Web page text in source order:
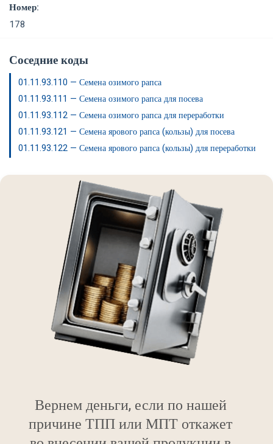
Номер:
178
Соседние коды
01.11.93.110 — Семена озимого рапса
01.11.93.111 — Семена озимого рапса для посева
01.11.93.112 — Семена озимого рапса для переработки
01.11.93.121 — Семена ярового рапса (кользы) для посева
01.11.93.122 — Семена ярового рапса (кользы) для переработки
Вернем деньги, если по нашей
причине ТПП или МПТ откажет